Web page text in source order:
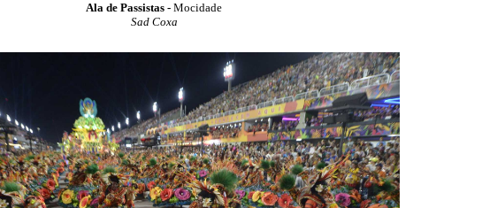
Ala de Passistas - Mocidade
Sad Coxa